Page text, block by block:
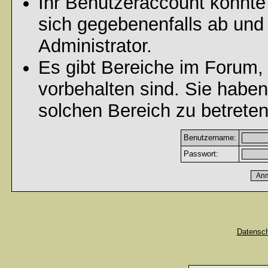
sich gegebenenfalls ab
Administrator.
Es gibt Bereiche im
vorbehalten sind. Sie
solchen Bereich zu
Benutzername:
Passwort: